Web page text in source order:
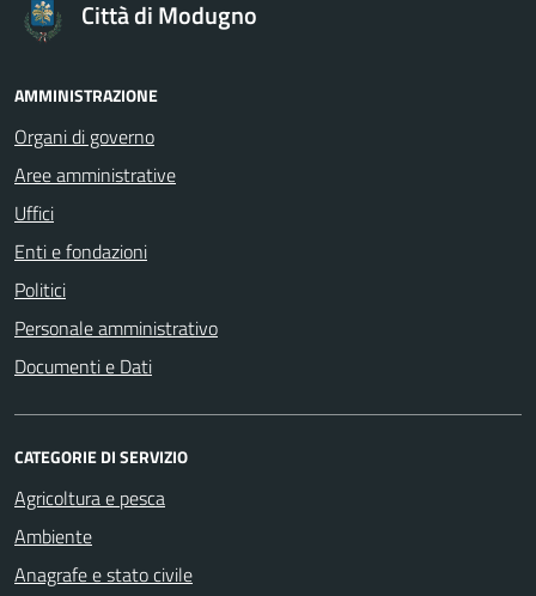
Città di Modugno
AMMINISTRAZIONE
Organi di governo
Aree amministrative
Uffici
Enti e fondazioni
Politici
Personale amministrativo
Documenti e Dati
CATEGORIE DI SERVIZIO
Agricoltura e pesca
Ambiente
Anagrafe e stato civile